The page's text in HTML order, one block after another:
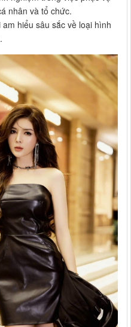
nhân và tổ chức.
hiểu sâu sắc về loại hình